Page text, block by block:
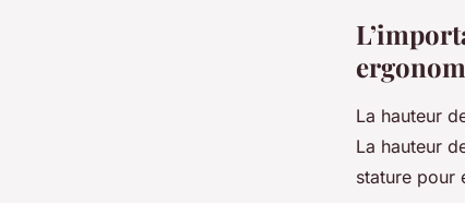
La hauteur
La hauteur
stature pour